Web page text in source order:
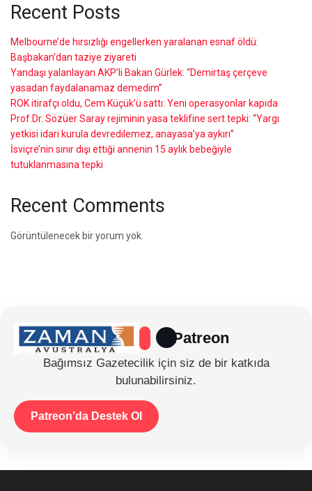
Recent Posts
Melbourne’de hırsızlığı engellerken yaralanan esnaf öldü:
Başbakan’dan taziye ziyareti
Yandaşı yalanlayan AKP’li Bakan Gürlek: “Demirtaş çerçeve
yasadan faydalanamaz demedim”
ROK itirafçı oldu, Cem Küçük’ü sattı: Yeni operasyonlar kapıda
Prof.Dr. Sözüer Saray rejiminin yasa teklifine sert tepki: “Yargı
yetkisi idari kurula devredilemez, anayasa’ya aykırı”
İsviçre’nin sınır dışı ettiği annenin 15 aylık bebeğiyle
tutuklanmasına tepki
Recent Comments
Görüntülenecek bir yorum yok.
Patreon
Bağımsız Gazetecilik için siz de bir katkıda
bulunabilirsiniz.
Patreon’da Destek Ol